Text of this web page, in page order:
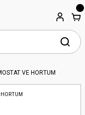
VE HORTUM